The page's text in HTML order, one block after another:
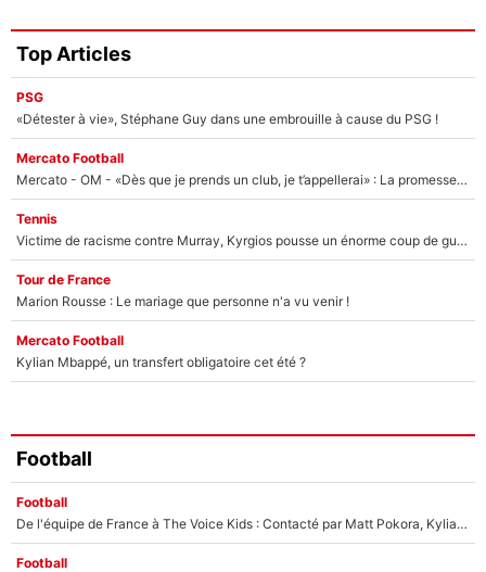
Top Articles
PSG
«Détester à vie», Stéphane Guy dans une embrouille à cause du PSG !
Mercato Football
Mercato - OM - «Dès que je prends un club, je t’appellerai» : La promesse de Marcelino au moment de claquer la porte
Tennis
Victime de racisme contre Murray, Kyrgios pousse un énorme coup de gueule !
Tour de France
Marion Rousse : Le mariage que personne n'a vu venir !
Mercato Football
Kylian Mbappé, un transfert obligatoire cet été ?
Football
Football
De l'équipe de France à The Voice Kids : Contacté par Matt Pokora, Kylian Mbappé a accepté de jouer un rôle inédit sur TF1 !
Football